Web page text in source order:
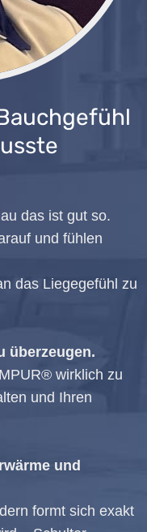
das ist gut so.
und fühlen
das Liegegefühl zu
überzeugen.
wirklich zu
und Ihren
und
formt sich exakt